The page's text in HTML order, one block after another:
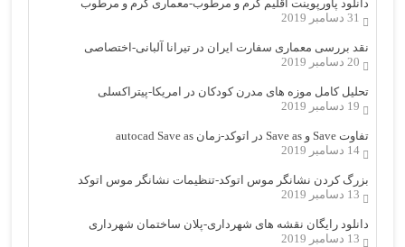
دانلود پاورپوینت اقلیم گرم و مرطوب-معماری گرم و مرطوب
31 دسامبر 2019
نقد بررسی معماری سفارت ایران در تیرانا آلبانی-اختصاصی
20 دسامبر 2019
تحلیل کامل موزه های مدرن کودکان در امریکا-پیتراکسلی
19 دسامبر 2019
تفاوت Save و Save as در اتوکد-زمان autocad Save as
14 دسامبر 2019
بزرگ کردن نشانگر موس اتوکد-تنظیمات نشانگر موس اتوکد
13 دسامبر 2019
دانلود رایگان نقشه های شهرداری-پلان ساختمان شهرداری
13 دسامبر 2019